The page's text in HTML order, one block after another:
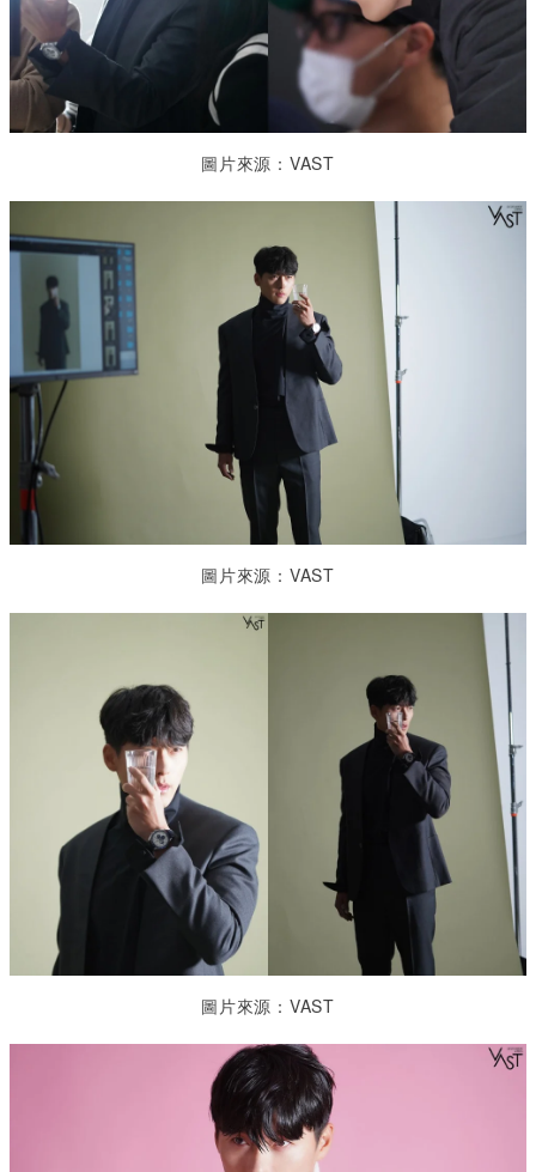
圖片來源：VAST
圖片來源：VAST
圖片來源：VAST